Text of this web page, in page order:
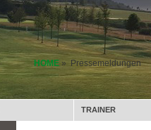
TRAINER
HOME » Pressemeldungen